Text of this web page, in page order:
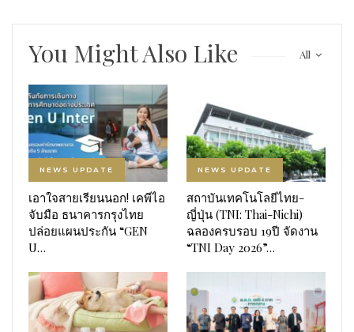
All
You Might Also Like
NEWS UPDATE
เอาใจสายเรียนนอก! เคพีไอ
จับมือ ธนาคารกรุงไทย
ปล่อยแผนประกัน “GEN
U…
NEWS UPDATE
สถาบันเทคโนโลยีไทย-
ญี่ปุ่น (TNI: Thai-Nichi)
ฉลองครบรอบ 19ปี จัดงาน
“TNI Day 2026”…